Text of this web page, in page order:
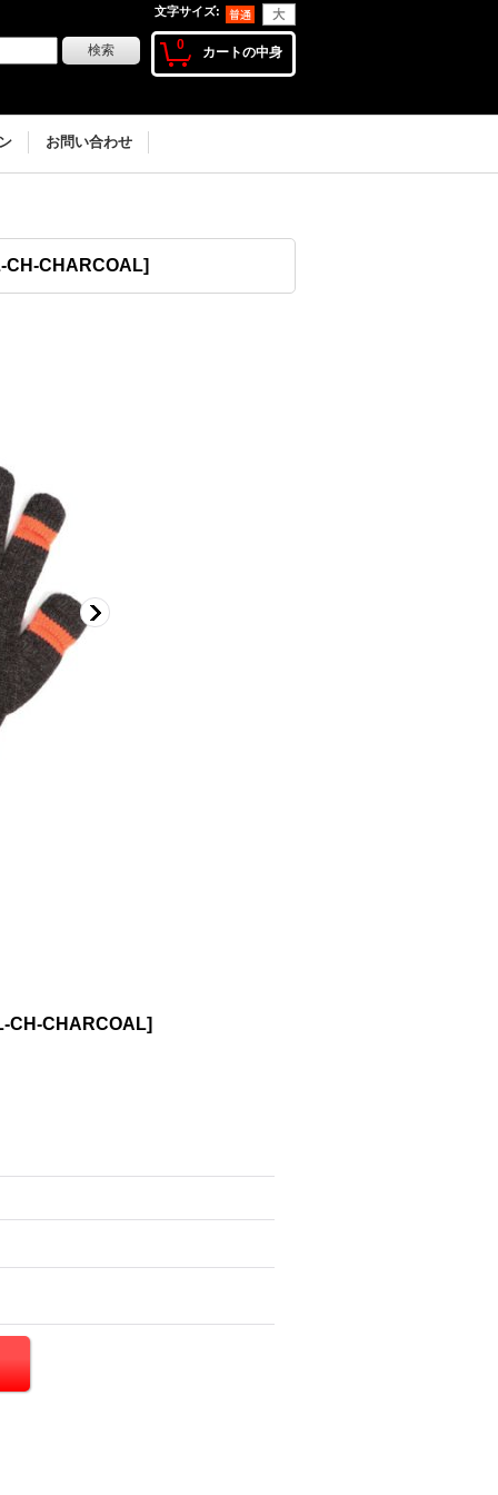
文字サイズ:
0 カートの中身
お問い合わせ
CH-CHARCOAL]
CH-CHARCOAL]